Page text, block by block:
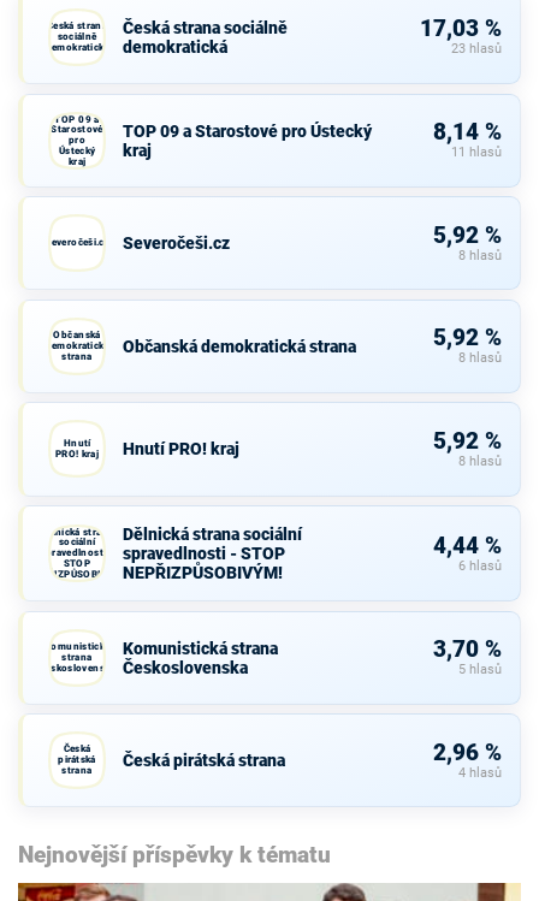
Česká strana
sociálně
demokratická
Česká strana sociálně
demokratická
17,03 %
23 hlasů
TOP 09 a
Starostové
pro
Ústecký
kraj
TOP 09 a Starostové pro Ústecký
kraj
8,14 %
11 hlasů
Severočeši.cz Severočeši.cz 5,92 %
8 hlasů
Občanská
demokratická
strana
Občanská demokratická strana 5,92 %
8 hlasů
Hnutí
PRO! kraj
Hnutí PRO! kraj 5,92 %
8 hlasů
Dělnická strana
sociální
spravedlnosti -
STOP
NEPŘIZPŮSOBIVÝM!
Dělnická strana sociální
spravedlnosti - STOP
NEPŘIZPŮSOBIVÝM!
4,44 %
6 hlasů
Komunistická
strana
Československa
Komunistická strana
Československa
3,70 %
5 hlasů
Česká
pirátská
strana
Česká pirátská strana 2,96 %
4 hlasů
Nejnovější příspěvky k tématu